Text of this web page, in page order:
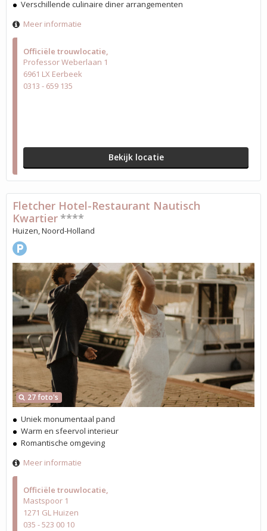
Officiële trouwlocatie
Professor Weberlaan 1
6961 LX Eerbeek
0313 - 659 135
Bekijk locatie
Verschillende culinaire diner arrangementen
Meer informatie
Officiële trouwlocatie
Mastspoor 1
1271 GL Huizen
035 - 523 00 10
27 foto's
Fletcher Hotel-Restaurant Nautisch
Kwartier ****
Huizen, Noord-Holland
Uniek monumentaal pand
Warm en sfeervol interieur
Romantische omgeving
Meer informatie